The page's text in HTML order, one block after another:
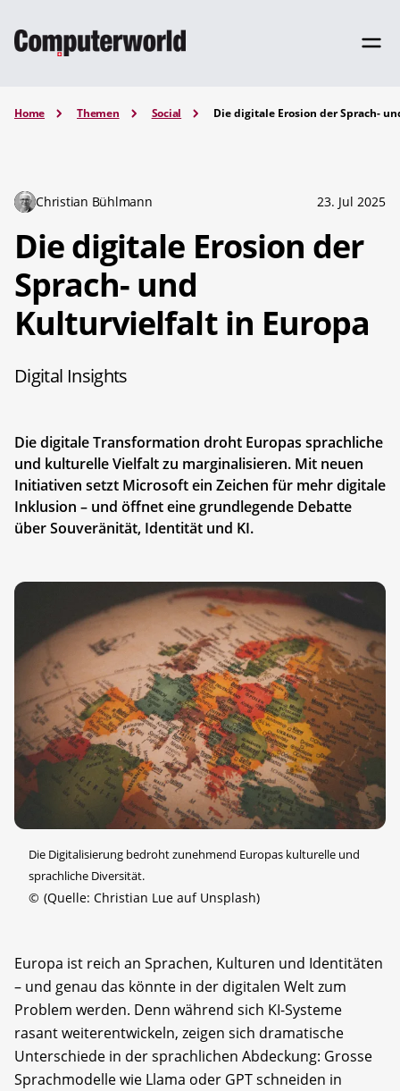
Home Themen Social Die digitale Erosion der Sprach-
Christian Bühlmann 23. Jul 2025
Die digitale Erosion der
Sprach- und
Kulturvielfalt in Europa
Digital Insights
Die digitale Transformation droht Europas sprachliche
und kulturelle Vielfalt zu marginalisieren. Mit neuen
Initiativen setzt Microsoft ein Zeichen für mehr digitale
Inklusion – und öffnet eine grundlegende Debatte
über Souveränität, Identität und KI.
Die Digitalisierung bedroht zunehmend Europas kulturelle und
sprachliche Diversität.
© (Quelle: Christian Lue auf Unsplash)
Europa ist reich an Sprachen, Kulturen und Identitäten
– und genau das könnte in der digitalen Welt zum
Problem werden. Denn während sich KI-Systeme
rasant weiterentwickeln, zeigen sich dramatische
Unterschiede in der sprachlichen Abdeckung: Grosse
Sprachmodelle wie Llama oder GPT schneiden in